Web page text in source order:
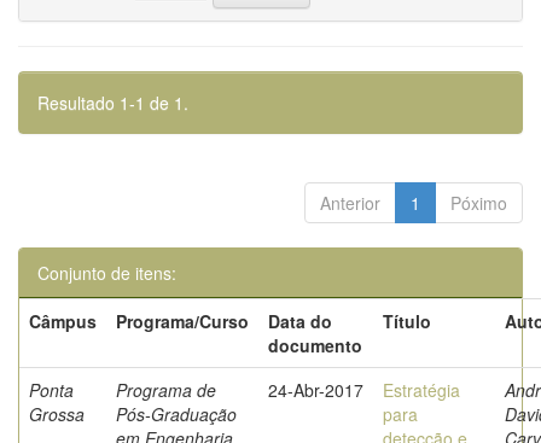
Resultado 1-1 de 1.
Anterior 1 Póximo
Conjunto de itens:
Câmpus
Programa/Curso
Data do
documento
Título
Ponta
Grossa
Programa de
Pós-Graduação
em Engenharia
24-Abr-2017
Estratégia
para
detecção e